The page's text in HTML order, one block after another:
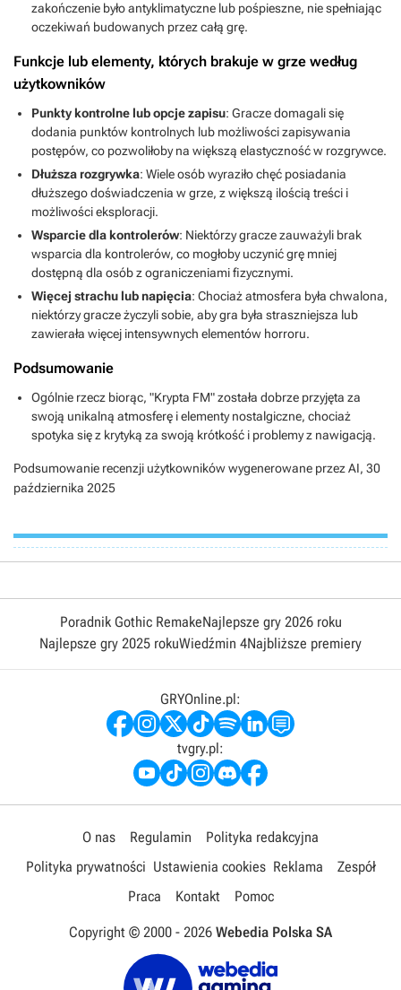
zakończenie było antyklimatyczne lub pośpieszne, nie spełniając
oczekiwań budowanych przez całą grę.
Funkcje lub elementy, których brakuje w grze według
użytkowników
Punkty kontrolne lub opcje zapisu: Gracze domagali się
dodania punktów kontrolnych lub możliwości zapisywania
postępów, co pozwoliłoby na większą elastyczność w rozgrywce.
Dłuższa rozgrywka: Wiele osób wyraziło chęć posiadania
dłuższego doświadczenia w grze, z większą ilością treści i
możliwości eksploracji.
Wsparcie dla kontrolerów: Niektórzy gracze zauważyli brak
wsparcia dla kontrolerów, co mogłoby uczynić grę mniej
dostępną dla osób z ograniczeniami fizycznymi.
Więcej strachu lub napięcia: Chociaż atmosfera była chwalona,
niektórzy gracze życzyli sobie, aby gra była straszniejsza lub
zawierała więcej intensywnych elementów horroru.
Podsumowanie
Ogólnie rzecz biorąc, "Krypta FM" została dobrze przyjęta za
swoją unikalną atmosferę i elementy nostalgiczne, chociaż
spotyka się z krytyką za swoją krótkość i problemy z nawigacją.
Podsumowanie recenzji użytkowników wygenerowane przez AI, 30
października 2025
Poradnik Gothic RemakeNajlepsze gry 2026 roku
Najlepsze gry 2025 rokuWiedźmin 4Najbliższe premiery
GRYOnline.pl:
tvgry.pl:
O nas Regulamin
Polityka redakcyjna
Polityka prywatności Ustawienia cookies Reklama
Zespół
Praca
Kontakt Pomoc
Copyright © 2000 - 2026 Webedia Polska SA